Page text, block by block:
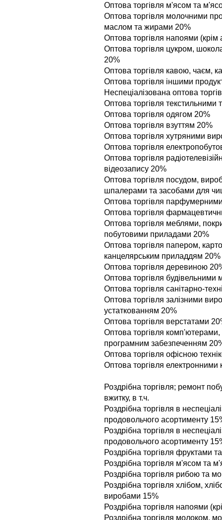
Оптова торгiвля м'ясом та
Оптова торгiвля молочними
маслом та жирами 20%
Оптова торгiвля напоями (крім
Оптова торгiвля цукром,
20%
Оптова торгiвля кавою, чаєм,
Оптова торгiвля iншими
Неспецiалiзована оптова
Оптова торгiвля текстильними
Оптова торгiвля одягом 20%
Оптова торгiвля взуттям 20%
Оптова торгiвля хутряними
Оптова торгiвля
Оптова торгiвля
вiдеозапису 20%
Оптова торгiвля посудом,
шпалерами та засобами для
Оптова торгiвля
Оптова торгiвля
Оптова торгiвля меблями,
побутовими приладами 20%
Оптова торгiвля папером,
канцелярським приладдям 20%
Оптова торгiвля деревиною
Оптова торгiвля будiвельними
Оптова торгiвля санiтарно-
Оптова торгiвля залiзними
устаткованням 20%
Оптова торгiвля верстатами
Оптова торгiвля
програмним забезпеченням
Оптова торгiвля офiсною
Оптова торгiвля електронними
Роздрiбна торгiвля; ремонт
вжитку, в т.ч.
Роздрiбна торгiвля в
продовольчого асортименту
Роздрiбна торгiвля в
продовольчого асортименту
Роздрiбна торгiвля фруктами
Роздрiбна торгiвля м'ясом та
Роздрiбна торгiвля рибою та
Роздрiбна торгiвля хлiбом,
виробами 15%
Роздрiбна торгiвля напоями
Роздрiбна торгiвля молоком,